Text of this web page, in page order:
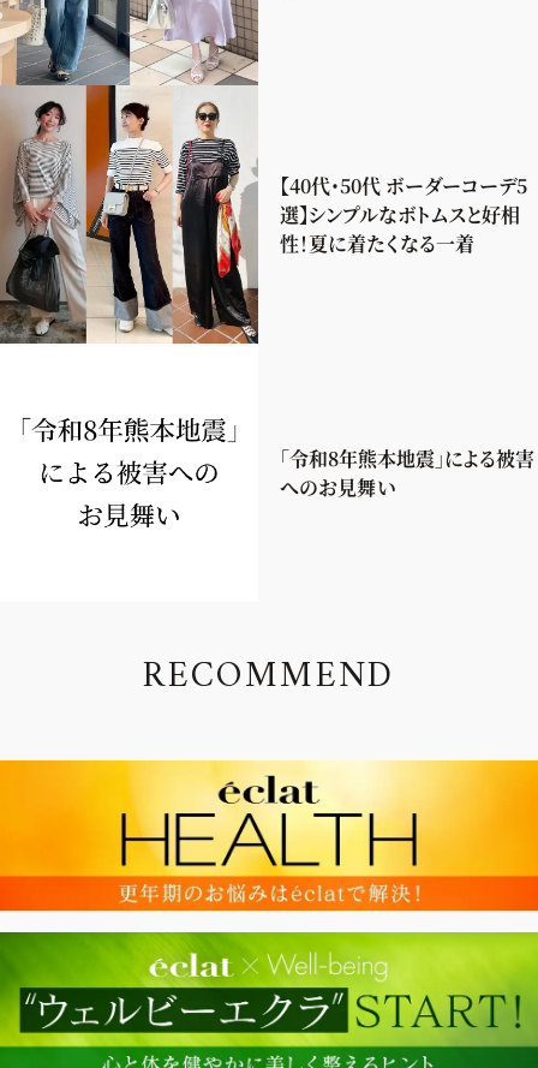
【40代・50代 ボーダーコーデ5
選】シンプルなボトムスと好相
性！夏に着たくなる一着
「令和8年熊本地震」による被害
へのお見舞い
RECOMMEND